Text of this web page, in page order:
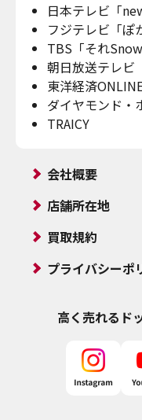
日本テレビ「
フジテレビ「ぽ
TBS「それ
朝日放送テレビ
東洋経済
ダイヤモンド・
TRAICY
会社概要
店舗所在地
買取規約
プライバシーポ
高く売れるド